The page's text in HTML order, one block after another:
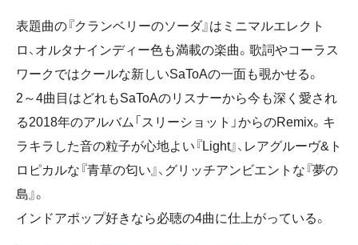
表題曲の『クランベリーのソーダ』はミニマルエレクト
ロ、オルタナインディー色も満載の楽曲。歌詞やコーラス
ワークではクールな新しいSaToAの一面も覗かせる。
2～4曲目はどれもSaToAのリスナーから今も深く愛され
る2018年のアルバム「スリーショット」からのRemix。キ
ラキラした音の粒子が心地よい『Light』、レアグルーヴ&ト
ロピカルな『青草の匂い』、グリッチアンビエントな『夢の
島』。
インドアポップ好きなら必聴の4曲に仕上がっている。